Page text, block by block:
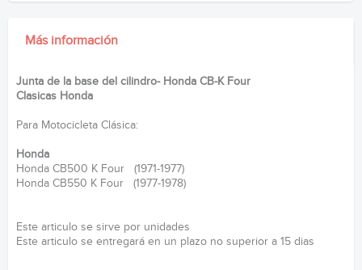
Más información
Junta de la base del cilindro- Honda CB-K Four
Clasicas Honda
Para Motocicleta Clásica:
Honda
Honda CB500 K Four (1971-1977)
Honda CB550 K Four (1977-1978)
Este articulo se sirve por unidades
Este articulo se entregará en un plazo no superior a 15 dias